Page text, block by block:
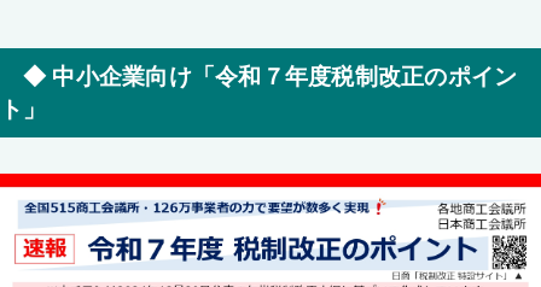
◆ 中小企業向け「令和７年度税制改正のポイン
ト」